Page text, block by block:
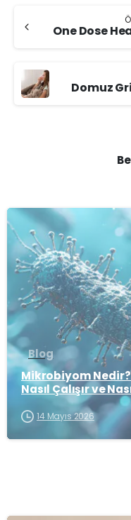
Reading
Blog
Mikrobiyom
Nasıl Çalışır ve
14 Mayıs 2026